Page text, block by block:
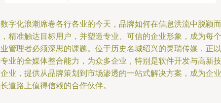
字化浪潮席卷各行各业的今天，品牌如何在信息洪流中脱颖而
精准触达目标用户，并塑造专业、可信的企业形象，成为每个
管理者必须深思的课题。位于历史名城绍兴的灵瑞传媒，正以
业的全媒体整合能力，为众多企业，特别是软件开发与高新技
业，提供从品牌策划到市场渗透的一站式解决方案，成为企业
道路上值得信赖的合作伙伴。